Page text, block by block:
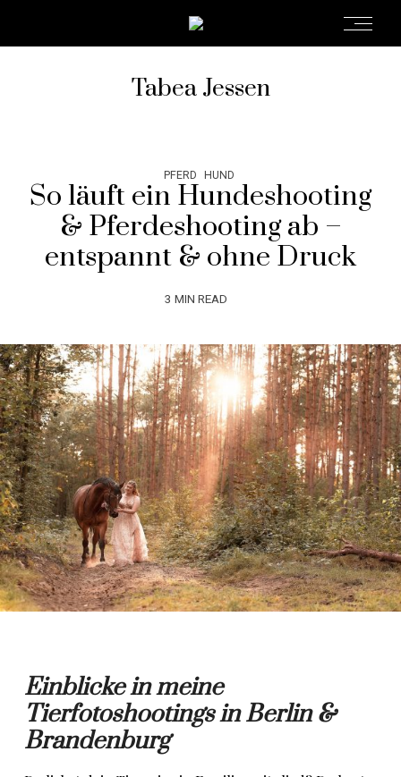
Tabea Jessen
PFERD HUND
So läuft ein Hundeshooting
& Pferdeshooting ab –
entspannt & ohne Druck
3 MIN READ
Einblicke in meine
Tierfotoshootings in Berlin &
Brandenburg